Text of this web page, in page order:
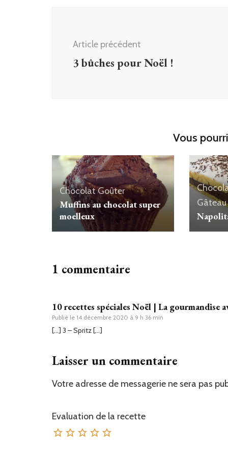
Article précédent
3 bûches pour Noël !
Vous
ChocolatGoûter
Muffins au chocolat super
moelleux
Gâteau
1 commentaire
10 recettes spéciales Noël | La gourmandise
Publié le 14 décembre 2020 à 9 h 36 min
[…] 3 – Spritz […]
Laisser un commentaire
Votre adresse de messagerie ne sera pas
Evaluation de la recette